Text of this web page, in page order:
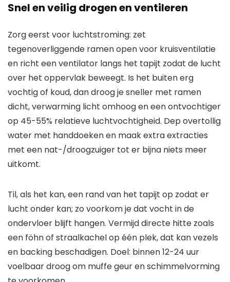
Snel en veilig drogen en ventileren
Zorg eerst voor luchtstroming: zet
tegenoverliggende ramen open voor kruisventilatie
en richt een ventilator langs het tapijt zodat de lucht
over het oppervlak beweegt. Is het buiten erg
vochtig of koud, dan droog je sneller met ramen
dicht, verwarming licht omhoog en een ontvochtiger
op 45-55% relatieve luchtvochtigheid. Dep overtollig
water met handdoeken en maak extra extracties
met een nat-/droogzuiger tot er bijna niets meer
uitkomt.
Til, als het kan, een rand van het tapijt op zodat er
lucht onder kan; zo voorkom je dat vocht in de
ondervloer blijft hangen. Vermijd directe hitte zoals
een föhn of straalkachel op één plek, dat kan vezels
en backing beschadigen. Doel: binnen 12-24 uur
voelbaar droog om muffe geur en schimmelvorming